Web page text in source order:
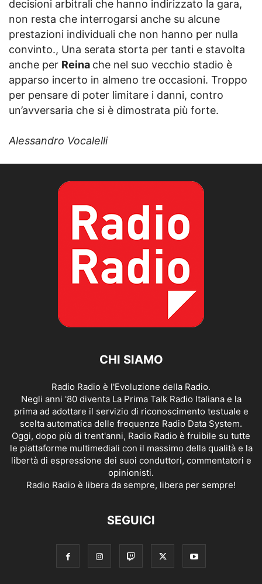
decisioni arbitrali che hanno indirizzato la gara,
non resta che interrogarsi anche su alcune
prestazioni individuali che non hanno per nulla
convinto., Una serata storta per tanti e stavolta
anche per Reina che nel suo vecchio stadio è
apparso incerto in almeno tre occasioni. Troppo
per pensare di poter limitare i danni, contro
un’avversaria che si è dimostrata più forte.
Alessandro Vocalelli
CHI SIAMO
Radio Radio è l'Evoluzione della Radio.
Negli anni '80 diventa La Prima Talk Radio Italiana e la
prima ad adottare il servizio di riconoscimento testuale e
scelta automatica delle frequenze Radio Data System.
Oggi, dopo più di trent'anni, Radio Radio è fruibile su tutte
le piattaforme multimediali con il massimo della qualità e la
libertà di espressione dei suoi conduttori, commentatori e
opinionisti.
Radio Radio è libera da sempre, libera per sempre!
SEGUICI